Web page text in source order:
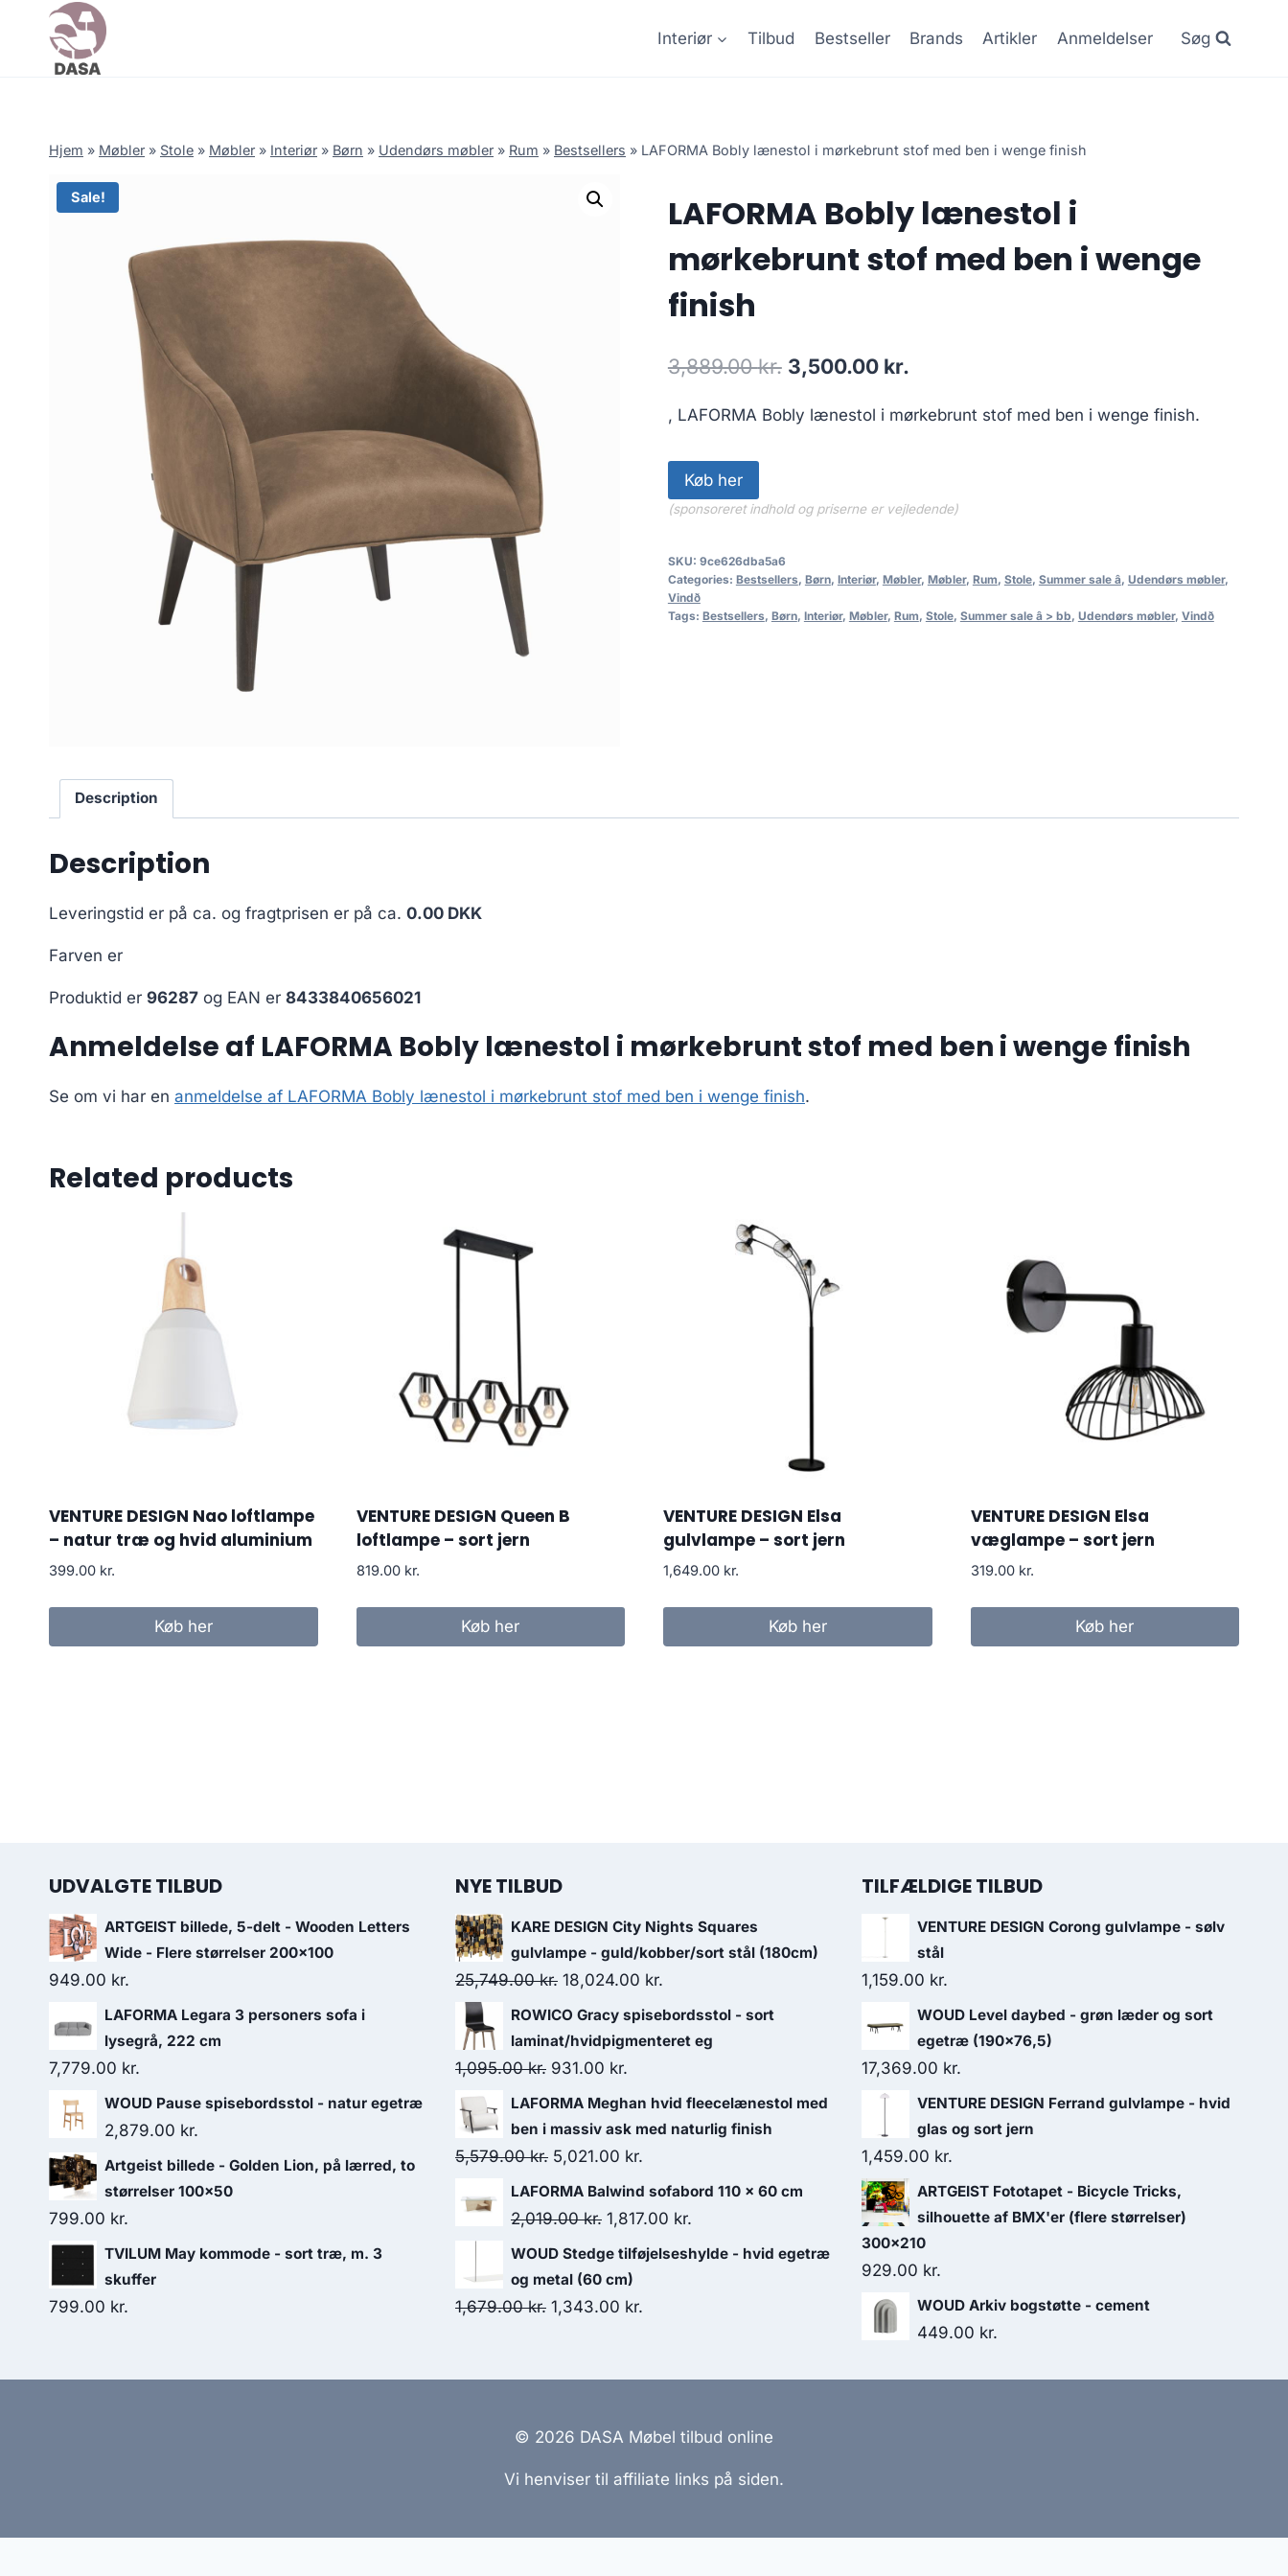
content
Interiør Tilbud Bestseller Brands Artikler Anmeldelser Søg
Hjem » Møbler » Stole » Møbler » Interiør » Børn » Udendørs møbler » Rum » Bestsellers » LAFORMA Bobly lænestol i mørkebrunt stof med ben i wenge finish
Sale!
LAFORMA Bobly lænestol i
mørkebrunt stof med ben i wenge
finish
3,889.00kr. 3,500.00 kr.
, LAFORMA Bobly lænestol i mørkebrunt stof med ben i wenge finish.
Køb her
(sponsoreret indhold og priserne er vejledende)
SKU: 9ce626dba5a6
Categories: Bestsellers, Børn, Interiør, Møbler, Møbler, Rum, Stole, Summer sale â, Udendørs møbler,
Vindð
Tags: Bestsellers, Børn, Interiør, Møbler, Rum, Stole, Summer sale â > bb, Udendørs møbler, Vindð
Description
Description
Leveringstid er på ca. og fragtprisen er på ca. 0.00 DKK
Farven er
Produktid er 96287 og EAN er 8433840656021
Anmeldelse af LAFORMA Bobly lænestol i mørkebrunt stof med ben i wenge finish
Se om vi har en anmeldelse af LAFORMA Bobly lænestol i mørkebrunt stof med ben i wenge finish.
Related products
VENTURE DESIGN Nao loftlampe
– natur træ og hvid aluminium
399.00 kr.
Køb her
VENTURE DESIGN Queen B
loftlampe – sort jern
819.00 kr.
Køb her
VENTURE DESIGN Elsa
gulvlampe – sort jern
1,649.00 kr.
Køb her
VENTURE DESIGN Elsa
væglampe – sort jern
319.00 kr.
Køb her
UDVALGTE TILBUD
ARTGEIST billede, 5-delt - Wooden Letters
Wide - Flere størrelser 200x100
949.00 kr.
LAFORMA Legara 3 personers sofa i
lysegrå, 222 cm
7,779.00 kr.
WOUD Pause spisebordsstol - natur egetræ
2,879.00 kr.
Artgeist billede - Golden Lion, på lærred, to
størrelser 100x50
799.00 kr.
TVILUM May kommode - sort træ, m. 3
skuffer
799.00 kr.
NYE TILBUD
KARE DESIGN City Nights Squares
gulvlampe - guld/kobber/sort stål (180cm)
25,749.00kr. 18,024.00 kr.
ROWICO Gracy spisebordsstol - sort
laminat/hvidpigmenteret eg
1,095.00kr. 931.00 kr.
LAFORMA Meghan hvid fleecelænestol med
ben i massiv ask med naturlig finish
5,579.00kr. 5,021.00 kr.
LAFORMA Balwind sofabord 110 x 60 cm
2,019.00kr. 1,817.00 kr.
WOUD Stedge tilføjelseshylde - hvid egetræ
og metal (60 cm)
1,679.00kr. 1,343.00 kr.
TILFÆLDIGE TILBUD
VENTURE DESIGN Corong gulvlampe - sølv
stål
1,159.00 kr.
WOUD Level daybed - grøn læder og sort
egetræ (190x76,5)
17,369.00 kr.
VENTURE DESIGN Ferrand gulvlampe - hvid
glas og sort jern
1,459.00 kr.
ARTGEIST Fototapet - Bicycle Tricks,
silhouette af BMX'er (flere størrelser)
300x210
929.00 kr.
WOUD Arkiv bogstøtte - cement
449.00 kr.
© 2026 DASA Møbel tilbud online
Vi henviser til affiliate links på siden.